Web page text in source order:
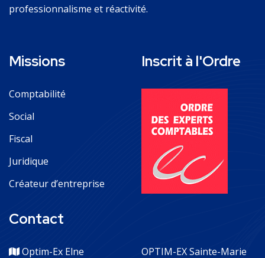
professionnalisme et réactivité.
Missions
Comptabilité
Social
Fiscal
Juridique
Créateur d’entreprise
Inscrit à l'Ordre
Contact
Optim-Ex Elne
OPTIM-EX Sainte-Marie